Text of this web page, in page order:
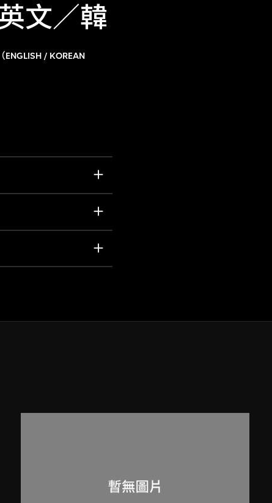
文／韓
ENGLISH / KOREAN